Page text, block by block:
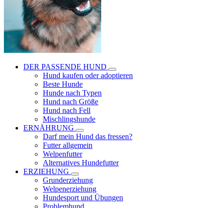
DER PASSENDE HUND
Hund kaufen oder adoptieren
Beste Hunde
Hunde nach Typen
Hund nach Größe
Hund nach Fell
Mischlingshunde
ERNÄHRUNG
Darf mein Hund das fressen?
Futter allgemein
Welpenfutter
Alternatives Hundefutter
ERZIEHUNG
Grunderziehung
Welpenerziehung
Hundesport und Übungen
Problemhund